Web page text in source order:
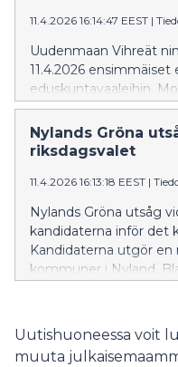
11.4.2026 16:14:47 EEST |
Uudenmaan Vihreät
11.4.2026
eduskuntavaaleihin.
ovat mukana mm.
uusimaalaiset
valtuustoryhmän
Nylands Gröna
riksdagsvalet
11.4.2026 16:13:18 EEST |
Nylands Gröna utsåg
kandidaterna inför det
Kandidaterna utgör en
kommuner i Nyland.
från Lovisa.
Uutishuoneessa voit
muuta